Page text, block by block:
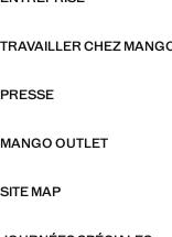
TRAVAILLER CHEZ
PRESSE
MANGO OUTLET
SITE MAP